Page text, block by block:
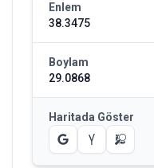
Enlem
38.3475
Boylam
29.0868
Haritada Göster